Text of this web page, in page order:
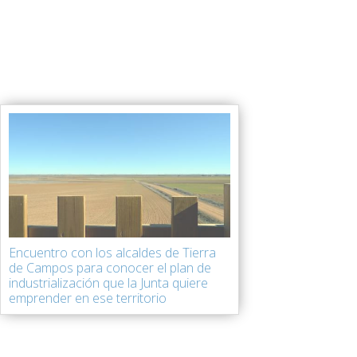
Encuentro con los alcaldes de Tierra
de Campos para conocer el plan de
industrialización que la Junta quiere
emprender en ese territorio